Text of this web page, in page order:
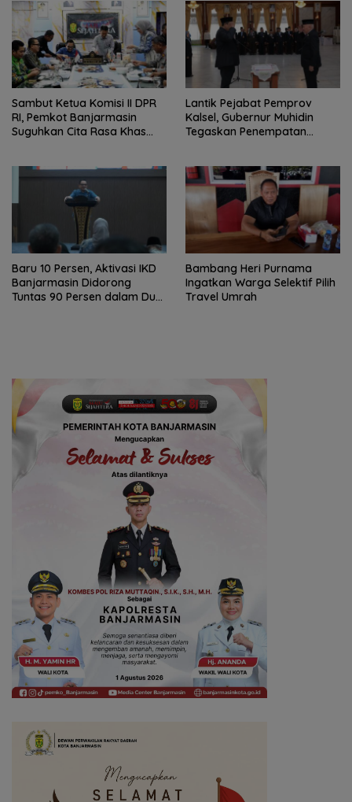
Sambut Ketua Komisi II DPR
RI, Pemkot Banjarmasin
Suguhkan Cita Rasa Khas
Lantik Pejabat Pemprov
Kalsel, Gubernur Muhidin
Tegaskan Penempatan
Baru 10 Persen, Aktivasi IKD
Banjarmasin Didorong
Tuntas 90 Persen dalam Dua
Bambang Heri Purnama
Ingatkan Warga Selektif Pilih
Travel Umrah